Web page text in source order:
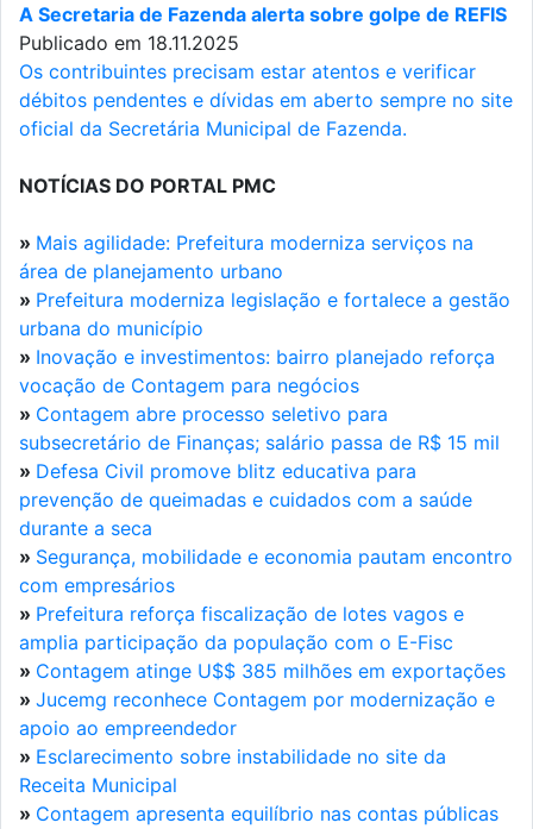
A Secretaria de Fazenda alerta sobre golpe de REFIS
Publicado em 18.11.2025
Os contribuintes precisam estar atentos e verificar
débitos pendentes e dívidas em aberto sempre no site
oficial da Secretária Municipal de Fazenda.
NOTÍCIAS DO PORTAL PMC
» Mais agilidade: Prefeitura moderniza serviços na
área de planejamento urbano
» Prefeitura moderniza legislação e fortalece a gestão
urbana do município
» Inovação e investimentos: bairro planejado reforça
vocação de Contagem para negócios
» Contagem abre processo seletivo para
subsecretário de Finanças; salário passa de R$ 15 mil
» Defesa Civil promove blitz educativa para
prevenção de queimadas e cuidados com a saúde
durante a seca
» Segurança, mobilidade e economia pautam encontro
com empresários
» Prefeitura reforça fiscalização de lotes vagos e
amplia participação da população com o E-Fisc
» Contagem atinge U$$ 385 milhões em exportações
» Jucemg reconhece Contagem por modernização e
apoio ao empreendedor
» Esclarecimento sobre instabilidade no site da
Receita Municipal
» Contagem apresenta equilíbrio nas contas públicas